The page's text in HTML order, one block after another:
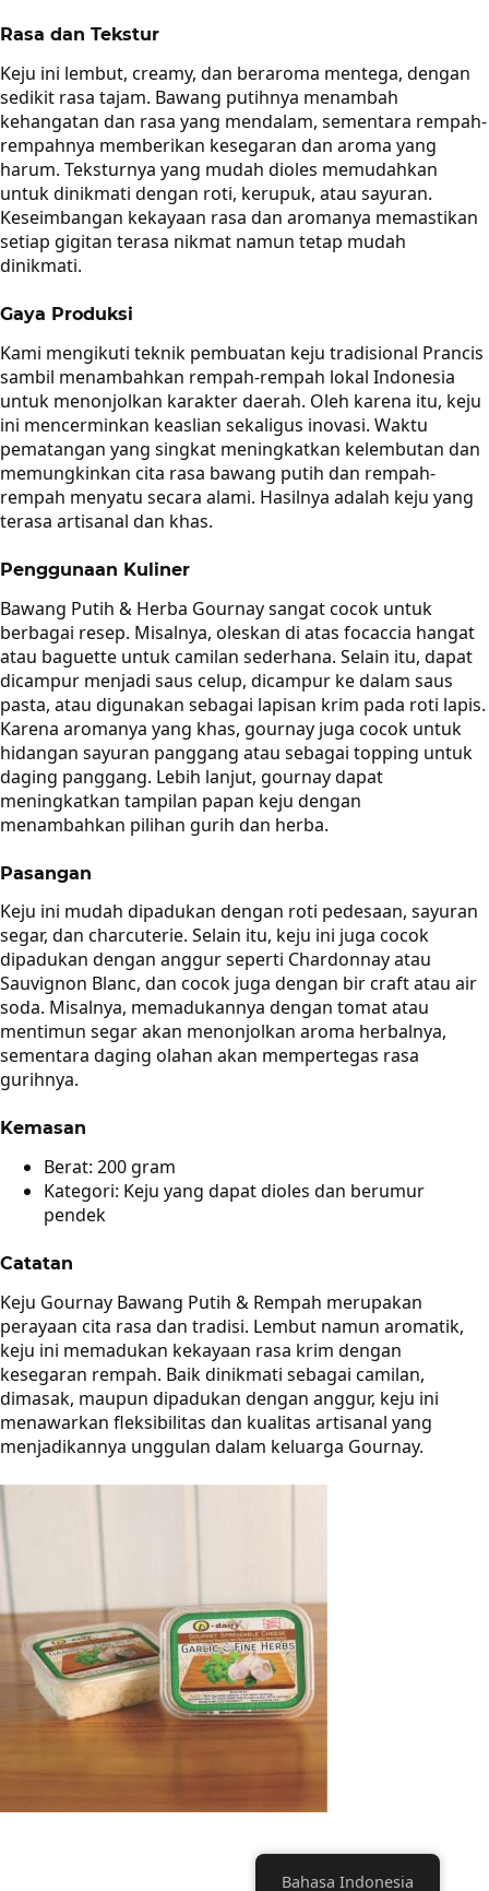
Rasa dan Tekstur
Keju ini lembut, creamy, dan beraroma mentega, dengan
sedikit rasa tajam. Bawang putihnya menambah
kehangatan dan rasa yang mendalam, sementara rempah-
rempahnya memberikan kesegaran dan aroma yang
harum. Teksturnya yang mudah dioles memudahkan
untuk dinikmati dengan roti, kerupuk, atau sayuran.
Keseimbangan kekayaan rasa dan aromanya memastikan
setiap gigitan terasa nikmat namun tetap mudah
dinikmati.
Gaya Produksi
Kami mengikuti teknik pembuatan keju tradisional Prancis
sambil menambahkan rempah-rempah lokal Indonesia
untuk menonjolkan karakter daerah. Oleh karena itu, keju
ini mencerminkan keaslian sekaligus inovasi. Waktu
pematangan yang singkat meningkatkan kelembutan dan
memungkinkan cita rasa bawang putih dan rempah-
rempah menyatu secara alami. Hasilnya adalah keju yang
terasa artisanal dan khas.
Penggunaan Kuliner
Bawang Putih & Herba Gournay sangat cocok untuk
berbagai resep. Misalnya, oleskan di atas focaccia hangat
atau baguette untuk camilan sederhana. Selain itu, dapat
dicampur menjadi saus celup, dicampur ke dalam saus
pasta, atau digunakan sebagai lapisan krim pada roti lapis.
Karena aromanya yang khas, gournay juga cocok untuk
hidangan sayuran panggang atau sebagai topping untuk
daging panggang. Lebih lanjut, gournay dapat
meningkatkan tampilan papan keju dengan
menambahkan pilihan gurih dan herba.
Pasangan
Keju ini mudah dipadukan dengan roti pedesaan, sayuran
segar, dan charcuterie. Selain itu, keju ini juga cocok
dipadukan dengan anggur seperti Chardonnay atau
Sauvignon Blanc, dan cocok juga dengan bir craft atau air
soda. Misalnya, memadukannya dengan tomat atau
mentimun segar akan menonjolkan aroma herbalnya,
sementara daging olahan akan mempertegas rasa
gurihnya.
Kemasan
Berat: 200 gram
Kategori: Keju yang dapat dioles dan berumur
pendek
Catatan
Keju Gournay Bawang Putih & Rempah merupakan
perayaan cita rasa dan tradisi. Lembut namun aromatik,
keju ini memadukan kekayaan rasa krim dengan
kesegaran rempah. Baik dinikmati sebagai camilan,
dimasak, maupun dipadukan dengan anggur, keju ini
menawarkan fleksibilitas dan kualitas artisanal yang
menjadikannya unggulan dalam keluarga Gournay.
Bahasa Indonesia